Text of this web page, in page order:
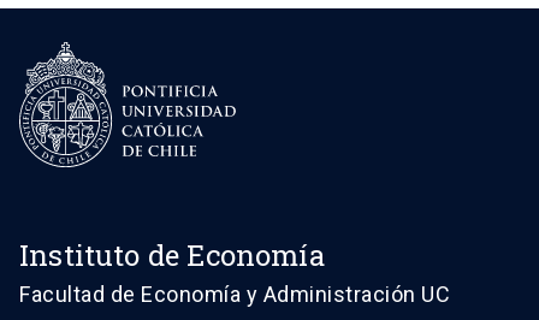
Instituto de Economía
Facultad de Economía y Administración UC